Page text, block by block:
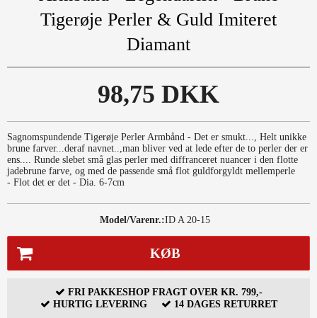
Tigerøje Perler & Guld Imiteret
Diamant
98,75 DKK
Sagnomspundende Tigerøje Perler Armbånd - Det er smukt..., Helt unikke
brune farver...deraf navnet..,man bliver ved at lede efter de to perler der er
ens.... Runde slebet små glas perler med diffranceret nuancer i den flotte
jadebrune farve, og med de passende små flot guldforgyldt mellemperle
- Flot det er det - Dia. 6-7cm
Model/Varenr.:ID A 20-15
KØB
FRI PAKKESHOP FRAGT OVER KR. 799,-
HURTIG LEVERING
14 DAGES RETURRET